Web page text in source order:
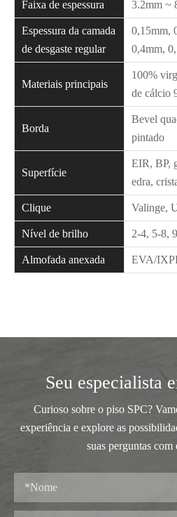
Faixa de espessura 3.2mm ~
Espessura da camada
de desgaste regular
0,15mm,
0,4mm,
Materiais principais
100%
de cálcio
Borda
Bevel
pintado
Superfície
EIR, BP,
edra,
Clique Valinge,
Nível de brilho 2-4, 5-8,
Almofada anexada EVA/
Seu especialista
Curioso sobre o piso SPC?
experiência e explore as
suas perguntas com